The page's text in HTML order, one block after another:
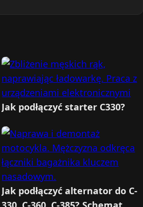
Jak podłączyć starter C330?
Jak podłączyć alternator do C-